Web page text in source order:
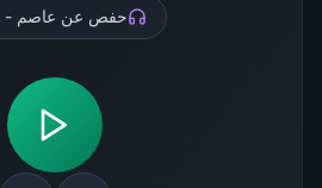
حفص عن عاصم -